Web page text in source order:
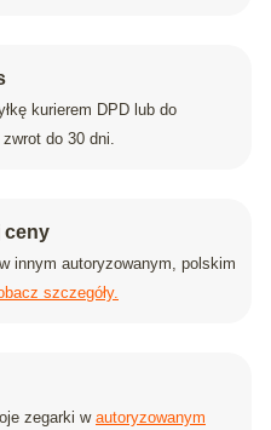
kurierem DPD lub do
do 30 dni.
ceny
innym autoryzowanym, polskim
szczegóły.
zegarki w autoryzowanym